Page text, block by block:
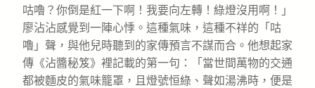
咕嚕？你倒是紅一下啊！我要向左轉！綠燈沒用啊！」
廖沾沾感覺到一陣心悸。這種氣味，這種不祥的「咕
嚕」聲，與他兒時聽到的家傳預言不謀而合。他想起家
傳《沾醬秘笈》裡記載的第一句：「當世間萬物的交通
都被麵皮的氣味籠罩，且燈號恒綠、聲如湯沸時，便是